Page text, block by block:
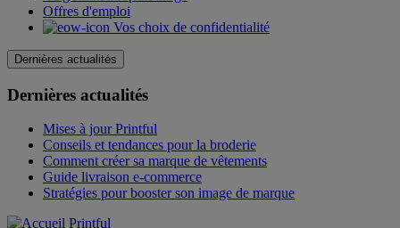
Offres d'emploi
Vos choix de confidentialité
Dernières actualités
Dernières actualités
Mises à jour Printful
Conseils et tendances pour la broderie
Comment créer sa marque de vêtements
Guide livraison e-commerce
Stratégies pour booster son image de marque